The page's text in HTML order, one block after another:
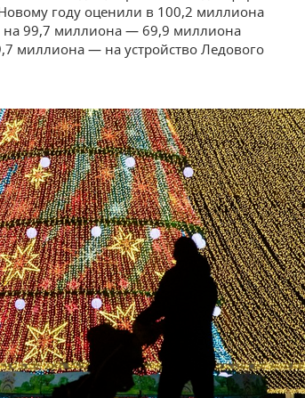
году оценили в 100,2 миллиона
на 99,7 миллиона — 69,9 миллиона
миллиона — на устройство Ледового